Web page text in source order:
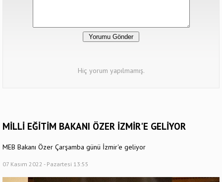
Hiç yorum yapılmamış.
MİLLİ EĞİTİM BAKANI ÖZER İZMİR'E GELİYOR
MEB Bakanı Özer Çarşamba günü İzmir'e geliyor
07 Kasım 2022 - Pazartesi 13:55